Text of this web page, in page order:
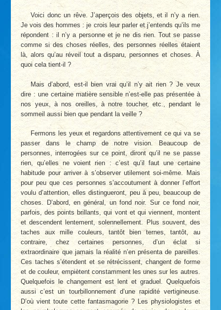
Voici donc un rêve. J’aperçois des objets, et il n’y a rien.
Je vois des hommes : je crois leur parler et j’entends qu’ils me
répondent : il n’y a personne et je ne dis rien. Tout se passe
comme si des choses réelles, des personnes réelles étaient
là, alors qu’au réveil tout a disparu, personnes et choses. À
quoi cela tient-il ?
Mais d’abord, est-il bien vrai qu’il n’y ait rien ? Je veux
dire : une certaine matière sensible n’est-elle pas présentée à
nos yeux, à nos oreilles, à notre toucher, etc., pendant le
sommeil aussi bien que pendant la veille ?
Fermons les yeux et regardons attentivement ce qui va se
passer dans le champ de notre vision. Beaucoup de
personnes, interrogées sur ce point, diront qu’il ne se passe
rien, qu’elles ne voient rien : c’est qu’il faut une certaine
habitude pour arriver à s’observer utilement soi-même. Mais
pour peu que ces personnes s’accoutument à donner l’effort
voulu d’attention, elles distingueront, peu à peu, beaucoup de
choses. D’abord, en général, un fond noir. Sur ce fond noir,
parfois, des points brillants, qui vont et qui viennent, montent
et descendent lentement, solennellement. Plus souvent, des
taches aux mille couleurs, tantôt bien ternes, tantôt, au
contraire, chez certaines personnes, d’un éclat si
extraordinaire que jamais la réalité n’en présenta de pareilles.
Ces taches s’étendent et se rétrécissent, changent de forme
et de couleur, empiètent constamment les unes sur les autres.
Quelquefois le changement est lent et graduel. Quelquefois
aussi c’est un tourbillonnement d’une rapidité vertigineuse.
D’où vient toute cette fantasmagorie ? Les physiologistes et